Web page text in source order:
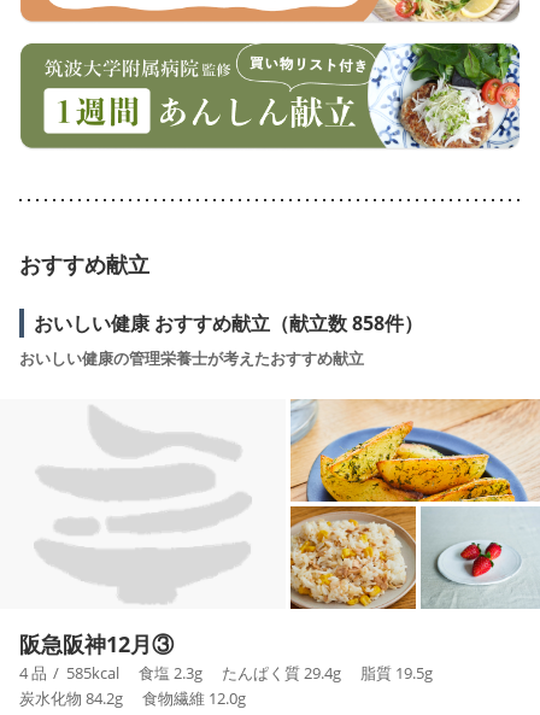
おすすめ献立
おいしい健康 おすすめ献立（献立数 858件）
おいしい健康の管理栄養士が考えたおすすめ献立
阪急阪神12月③
4 品 585kcal 食塩 2.3g たんぱく質29.4g 脂質 19.5g
炭水化物 84.2g 食物繊維 12.0g